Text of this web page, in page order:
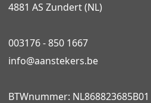
4881 AS Zundert (NL)
003176 - 850 1667
info@aanstekers.be
BTWnummer: NL868823685B01